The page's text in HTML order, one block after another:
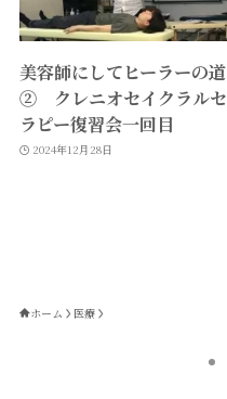
美容師にしてヒーラーの道
② クレニオセイクラルセ
ラピー復習会一回目
2024年12月28日
ホーム 医療